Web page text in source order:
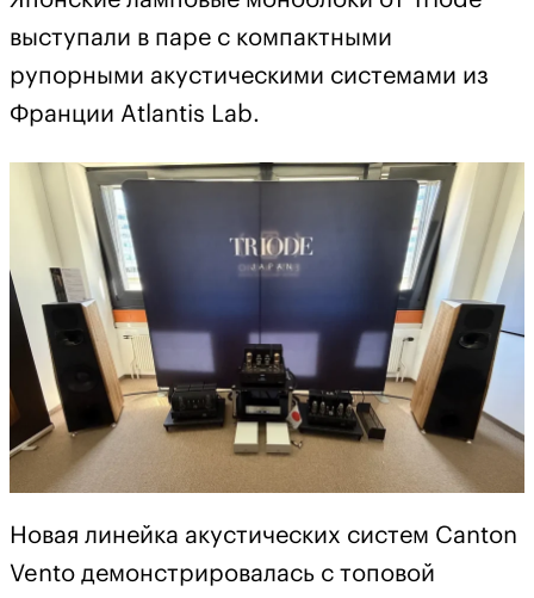
выступали в паре с компактными
рупорными акустическими системами из
Франции Atlantis Lab.
Новая линейка акустических систем Canton
Vento демонстрировалась с топовой